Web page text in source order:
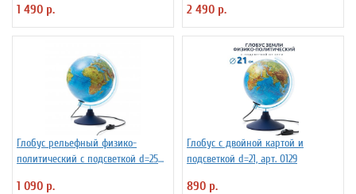
1 490 р. 2 490 р.
Глобус рельефный физико-
политический с подсветкой d=25
1 090 р.
Глобус с двойной картой и
подсветкой d=21, арт. 0129
890 р.